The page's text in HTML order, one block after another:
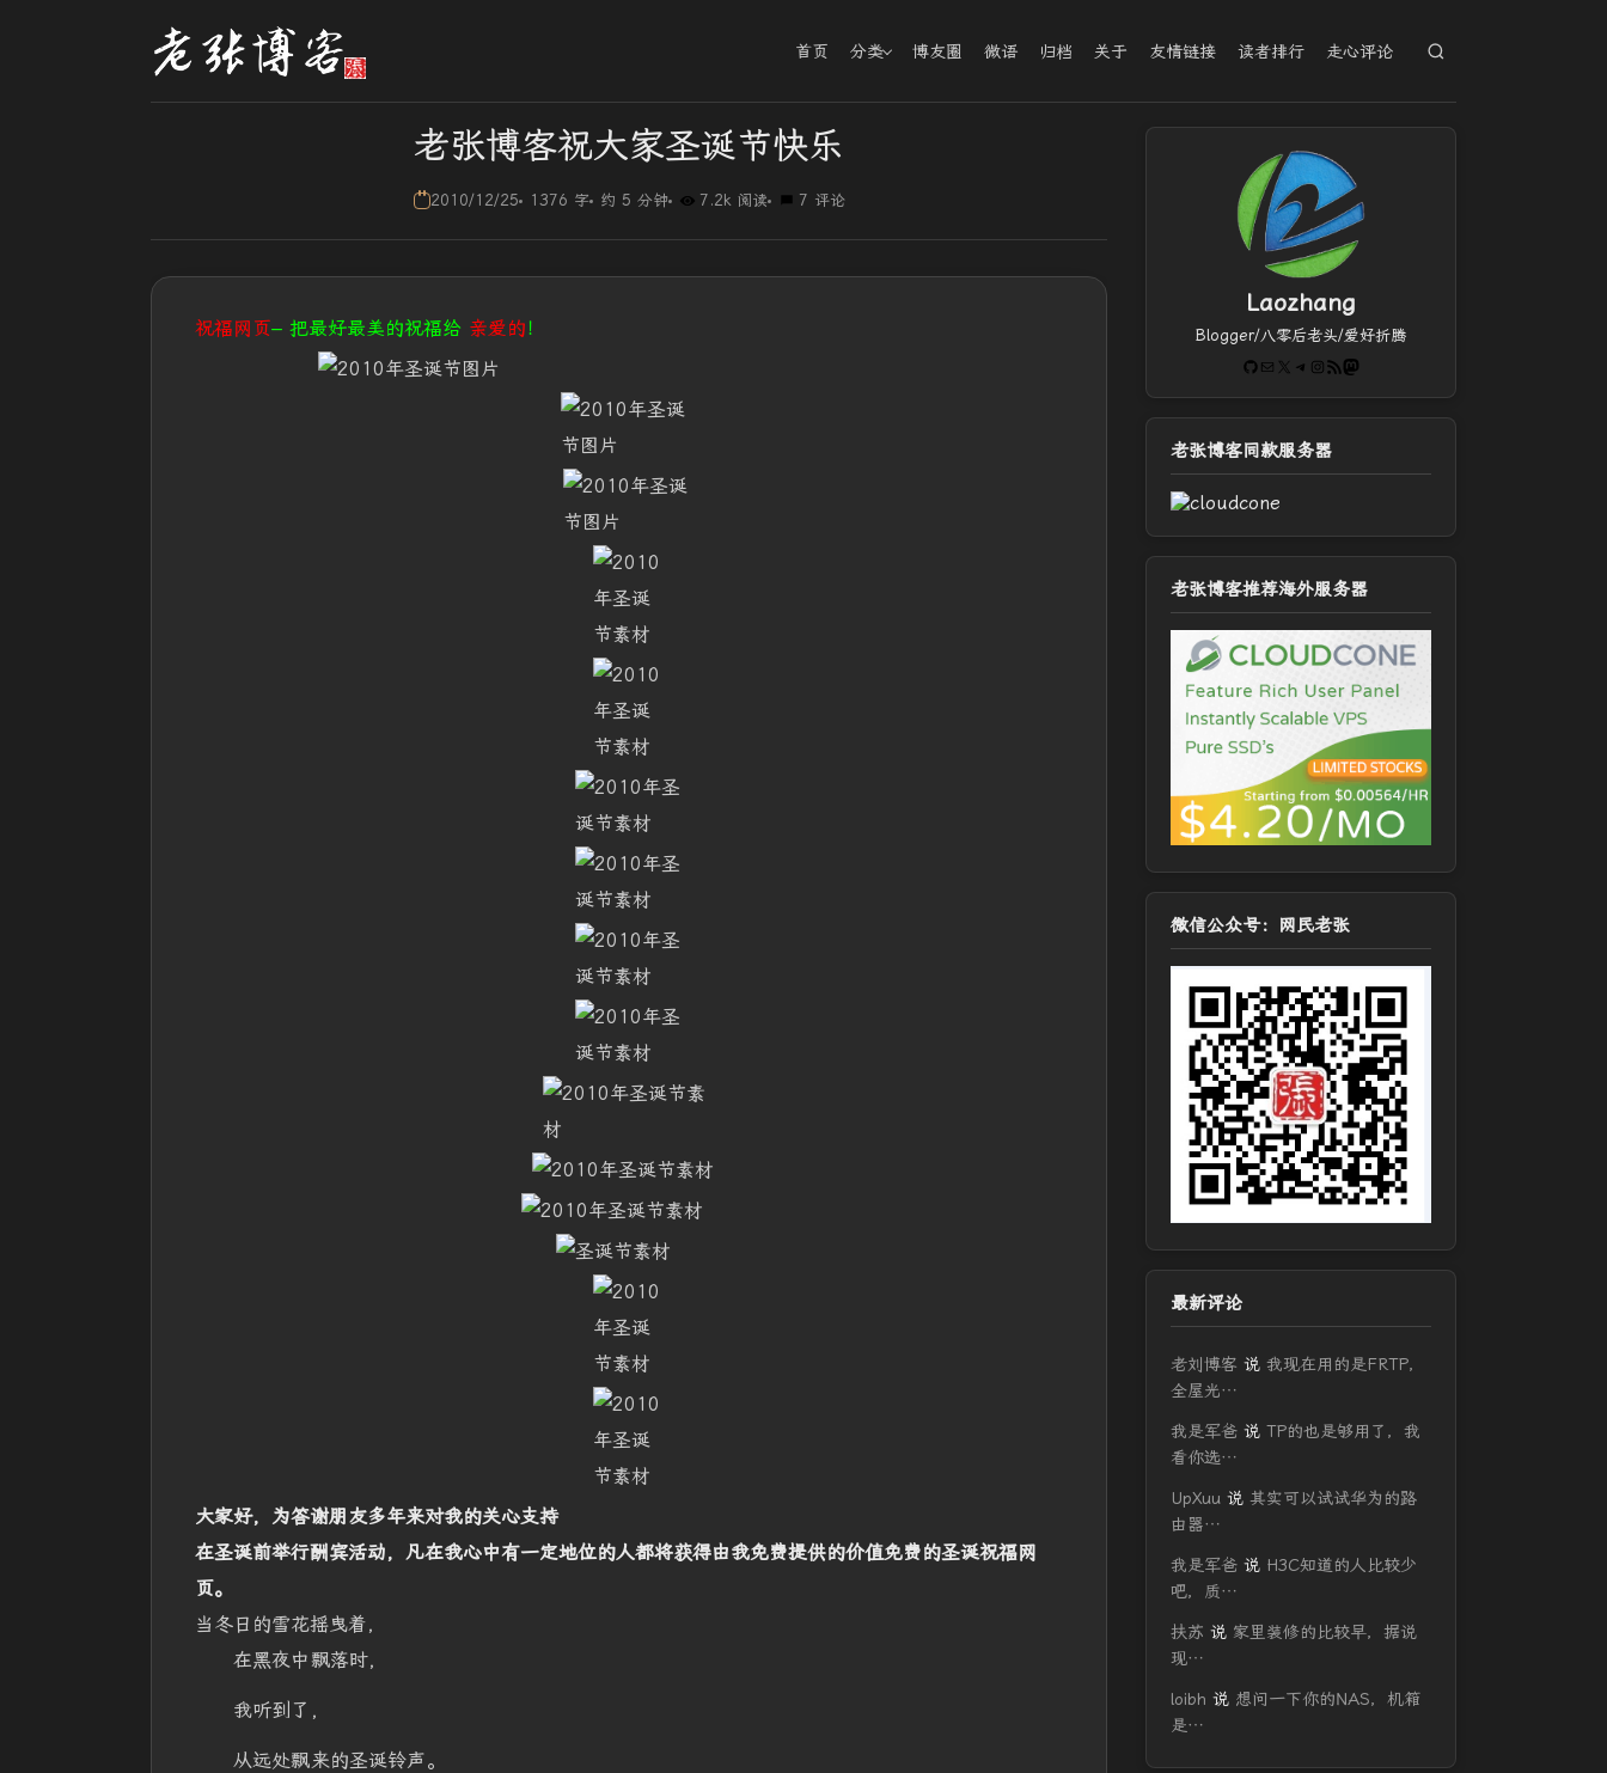
首页 分类 博友圈 微语 归档 关于 友情链接 读者排行 走心评论
老张博客祝大家圣诞节快乐
2010/12/25 1376 字 约 5 分钟 7.2k 阅读 7 评论
祝福网页– 把最好最美的祝福给 亲爱的！
大家好，为答谢朋友多年来对我的关心支持
在圣诞前举行酬宾活动，凡在我心中有一定地位的人都将获得由我免费提供的价值免费的圣诞祝福网
页。
当冬日的雪花摇曳着，
在黑夜中飘落时，
我听到了，
从远处飘来的圣诞铃声。
Laozhang
Blogger/八零后老头/爱好折腾
GitHub
电子邮件 X Telegram
Instagram
RSS FeedMastodon
老张博客同款服务器
老张博客推荐海外服务器
微信公众号：网民老张
最新评论
老刘博客 说 我现在用的是FRTP，
全屋光…
我是军爸 说 TP的也是够用了，我
看你选…
UpXuu 说 其实可以试试华为的路
由器…
我是军爸 说 H3C知道的人比较少
吧，质…
扶苏 说 家里装修的比较早，据说
现…
loibh 说 想问一下你的NAS，机箱
是…